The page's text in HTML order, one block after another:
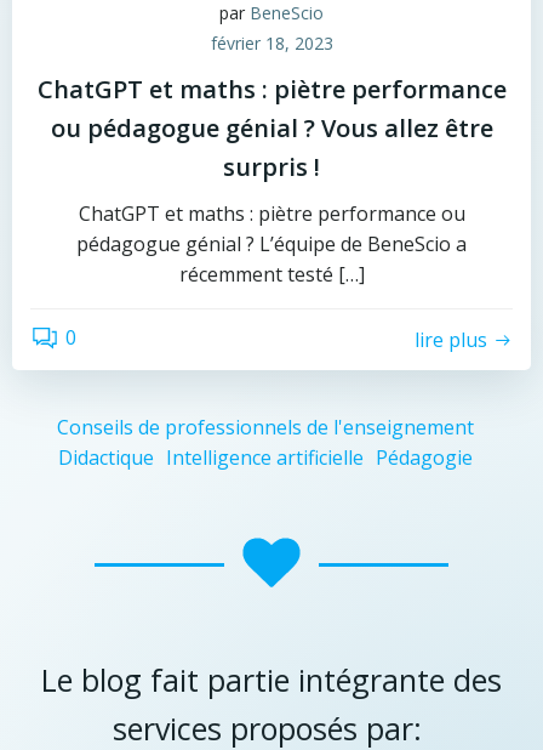
par BeneScio
février 18, 2023
ChatGPT et maths : piètre performance
ou pédagogue génial ? Vous allez être
surpris !
ChatGPT et maths : piètre performance ou
pédagogue génial ? L’équipe de BeneScio a
récemment testé […]
0 lire plus
Conseils de professionnels de l'enseignement
Didactique Intelligence artificielle Pédagogie
Le blog fait partie intégrante des
services proposés par: